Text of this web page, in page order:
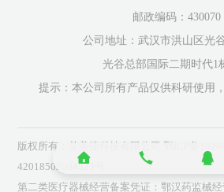
邮政编码：430070
公司地址：武汉市洪山区光
光谷总部国际二期时代1
提示：本公司所有产品仅供科研使用
版权所有：艾美捷科技有限公司 鄂ICP备
42018502004523号
第二类医疗器械经营备案凭证：鄂汉药监械